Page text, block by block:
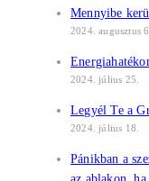
Mennyibe
2024. augusztus 6.
2024. július 25.
Legyél Te a
2024. július 18.
Pánikban a